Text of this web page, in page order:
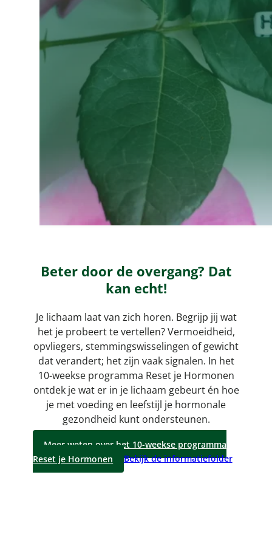
Beter door de overgang? Dat
kan echt!
Je lichaam laat van zich horen. Begrijp jij wat
het je probeert te vertellen? Vermoeidheid,
opvliegers, stemmingswisselingen of gewicht
dat verandert; het zijn vaak signalen. In het
10-weekse programma Reset je Hormonen
ontdek je wat er in je lichaam gebeurt én hoe
je met voeding en leefstijl je hormonale
gezondheid kunt ondersteunen.
Meer weten over het 10-weekse programma
Reset je Hormonen
Bekijk de informatiefolder